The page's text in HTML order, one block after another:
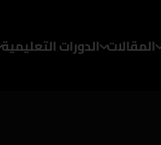
المقالات الدورات التعليمية